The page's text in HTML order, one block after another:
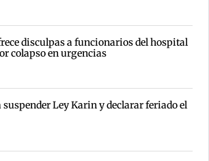
disculpas a funcionarios del hospital
colapso en urgencias
suspender Ley Karin y declarar feriado el